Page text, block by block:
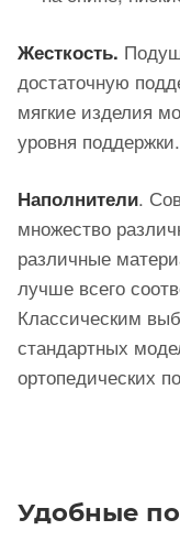
Жесткость.
достаточную
мягкие изделия
уровня поддержки.
Наполнители.
множество
различные
лучше всего
Классическим
стандартных
ортопедических
Удобные